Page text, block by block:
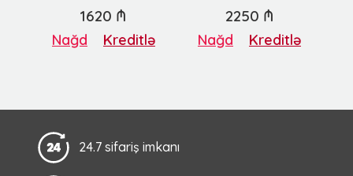
1620 ₼
Nağd Kreditlə
2250 ₼
Nağd Kreditlə
24.7 sifariş imkanı